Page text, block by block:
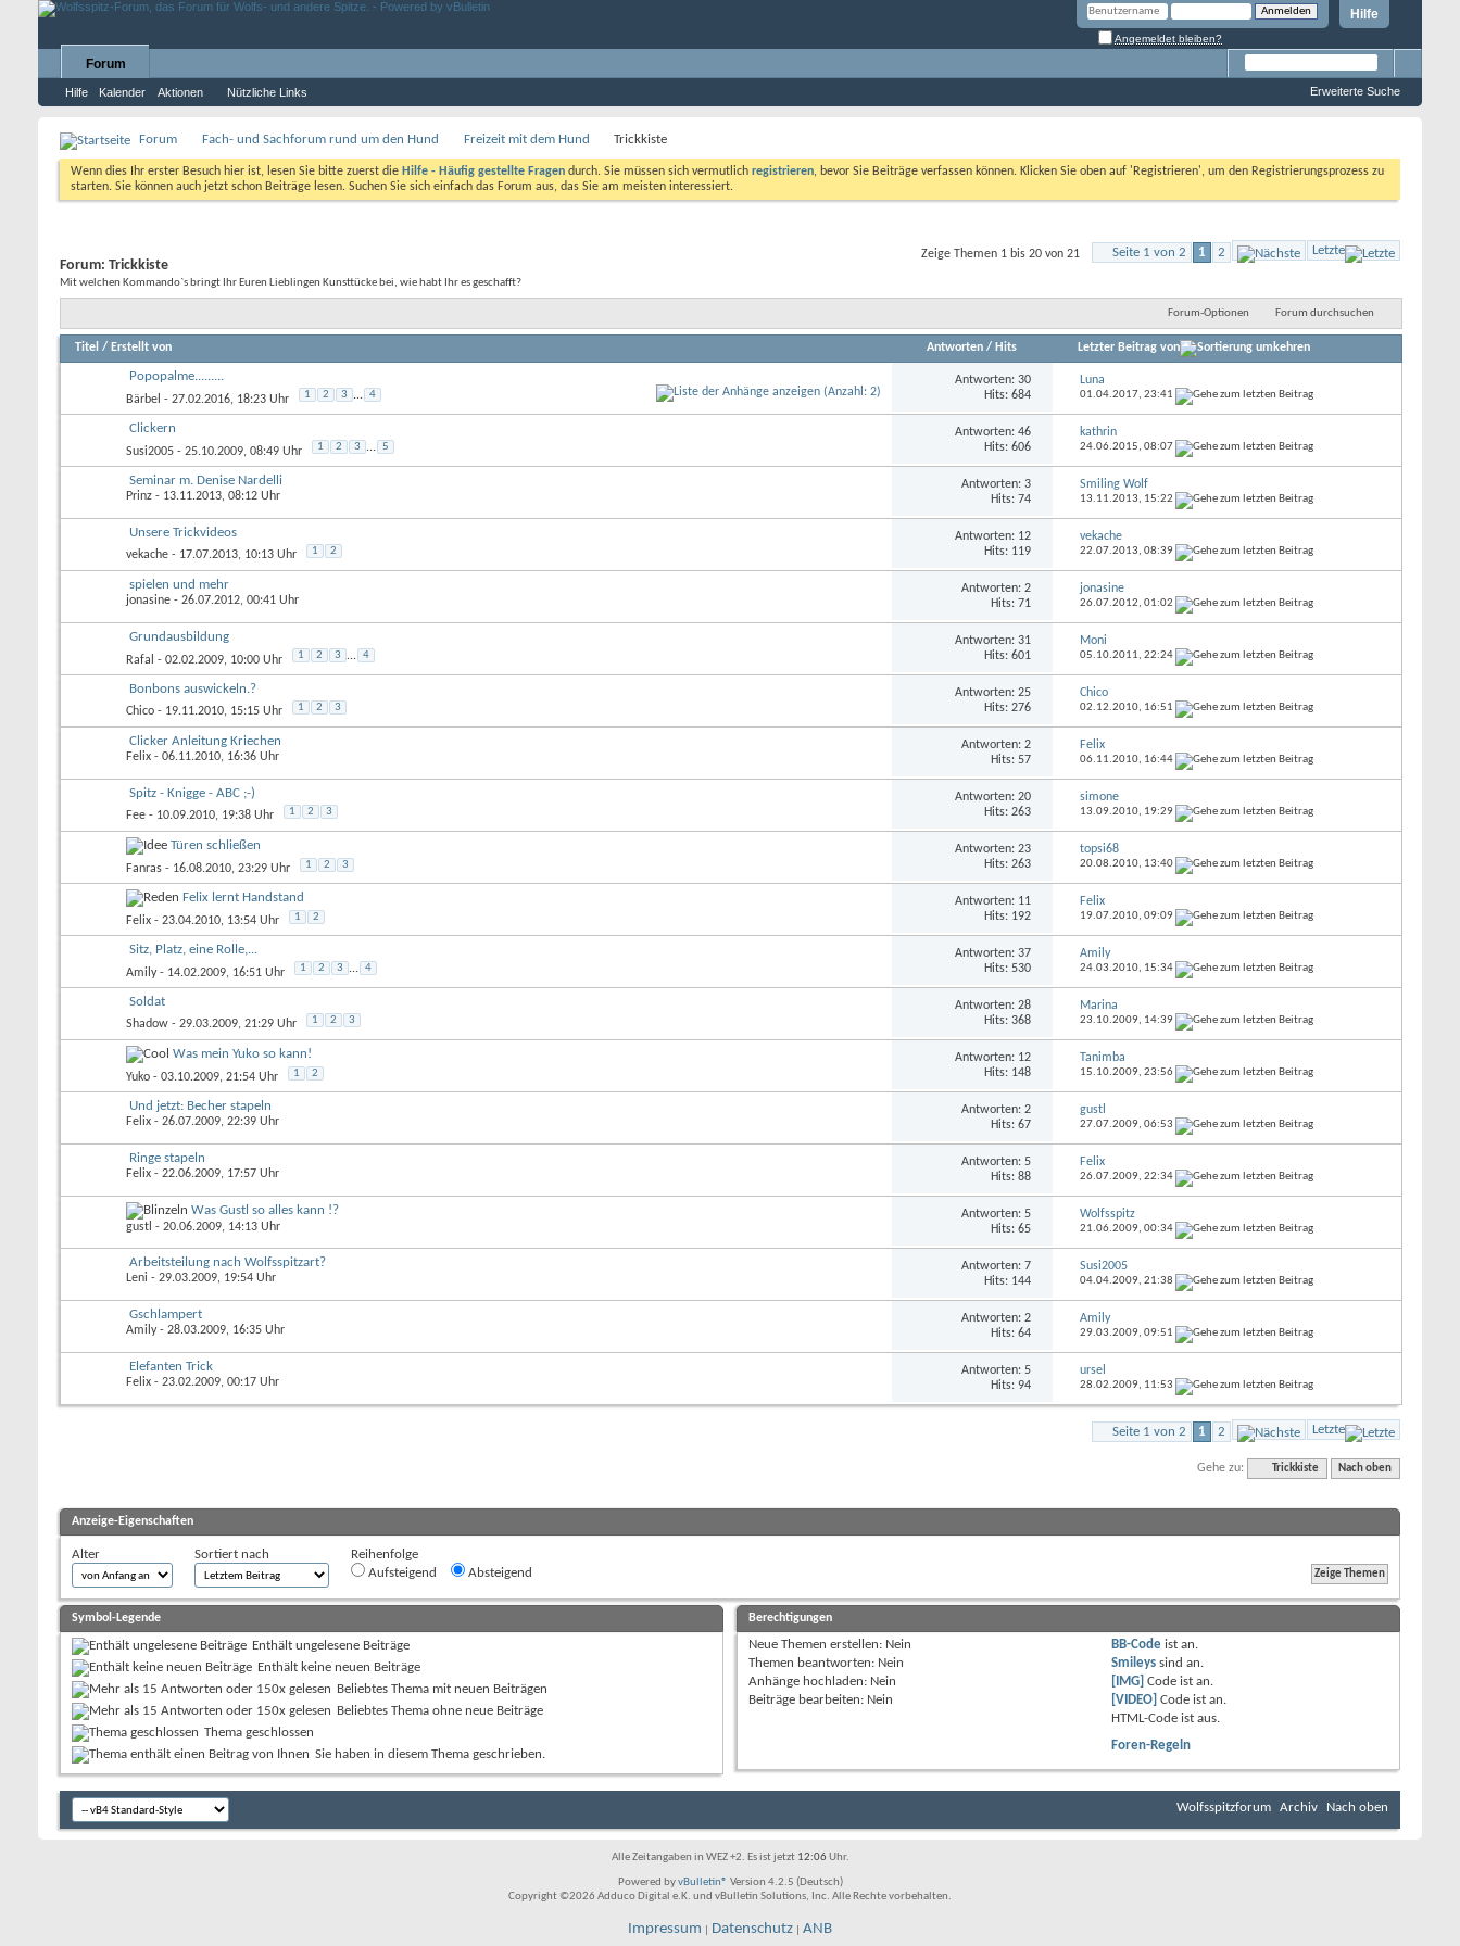
Hilfe
Angemeldet bleiben?
Forum
Hilfe Kalender Aktionen Nützliche Links Erweiterte Suche
Forum Fach- und Sachforum rund um den Hund Freizeit mit dem Hund Trickkiste
Wenn dies Ihr erster Besuch hier ist, lesen Sie bitte zuerst die Hilfe - Häufig gestellte Fragen durch. Sie müssen sich vermutlich registrieren, bevor Sie Beiträge verfassen können. Klicken Sie oben auf 'Registrieren', um den Registrierungsprozess zu
starten. Sie können auch jetzt schon Beiträge lesen. Suchen Sie sich einfach das Forum aus, das Sie am meisten interessiert.
Seite 1 von 2 1 2 Letzte
Zeige Themen 1 bis 20 von 21
Forum: Trickkiste
Mit welchen Kommando`s bringt Ihr Euren Lieblingen Kunsttücke bei, wie habt Ihr es geschafft?
Forum-Optionen Forum durchsuchen
Titel / Erstellt von Antworten/ Hits Letzter Beitrag von
Popopalme.........
Bärbel - 27.02.2016, 18:23 Uhr 1 2 3 ... 4
Antworten: 30
Hits: 684
Luna
01.04.2017, 23:41
Clickern
Susi2005 - 25.10.2009, 08:49 Uhr 1 2 3 ... 5
Antworten: 46
Hits: 606
kathrin
24.06.2015, 08:07
Seminar m. Denise Nardelli
Prinz - 13.11.2013, 08:12 Uhr
Antworten: 3
Hits: 74
Smiling Wolf
13.11.2013, 15:22
Unsere Trickvideos
vekache - 17.07.2013, 10:13 Uhr 1 2
Antworten: 12
Hits: 119
vekache
22.07.2013, 08:39
spielen und mehr
jonasine - 26.07.2012, 00:41 Uhr
Antworten: 2
Hits: 71
jonasine
26.07.2012, 01:02
Grundausbildung
Rafal - 02.02.2009, 10:00 Uhr 1 2 3 ... 4
Antworten: 31
Hits: 601
Moni
05.10.2011, 22:24
Bonbons auswickeln.?
Chico - 19.11.2010, 15:15 Uhr 1 2 3
Antworten: 25
Hits: 276
Chico
02.12.2010, 16:51
Clicker Anleitung Kriechen
Felix - 06.11.2010, 16:36 Uhr
Antworten: 2
Hits: 57
Felix
06.11.2010, 16:44
Spitz - Knigge - ABC ;-)
Fee - 10.09.2010, 19:38 Uhr 1 2 3
Antworten: 20
Hits: 263
simone
13.09.2010, 19:29
Türen schließen
Fanras - 16.08.2010, 23:29 Uhr 1 2 3
Antworten: 23
Hits: 263
topsi68
20.08.2010, 13:40
Felix lernt Handstand
Felix - 23.04.2010, 13:54 Uhr 1 2
Antworten: 11
Hits: 192
Felix
19.07.2010, 09:09
Sitz, Platz, eine Rolle,...
Amily- 14.02.2009, 16:51 Uhr 1 2 3 ... 4
Antworten: 37
Hits: 530
Amily
24.03.2010, 15:34
Soldat
Shadow - 29.03.2009, 21:29 Uhr 1 2 3
Antworten: 28
Hits: 368
Marina
23.10.2009, 14:39
Was mein Yuko so kann!
Yuko - 03.10.2009, 21:54 Uhr 1 2
Antworten: 12
Hits: 148
Tanimba
15.10.2009, 23:56
Und jetzt: Becher stapeln
Felix - 26.07.2009, 22:39 Uhr
Antworten: 2
Hits: 67
gustl
27.07.2009, 06:53
Ringe stapeln
Felix - 22.06.2009, 17:57 Uhr
Antworten: 5
Hits: 88
Felix
26.07.2009, 22:34
Was Gustl so alles kann !?
gustl - 20.06.2009, 14:13 Uhr
Antworten: 5
Hits: 65
Wolfsspitz
21.06.2009, 00:34
Arbeitsteilung nach Wolfsspitzart?
Leni - 29.03.2009, 19:54 Uhr
Antworten: 7
Hits: 144
Susi2005
04.04.2009, 21:38
Gschlampert
Amily- 28.03.2009, 16:35 Uhr
Antworten: 2
Hits: 64
Amily
29.03.2009, 09:51
Elefanten Trick
Felix - 23.02.2009, 00:17 Uhr
Antworten: 5
Hits: 94
ursel
28.02.2009, 11:53
Seite 1 von 2 1 2 Letzte
Gehe zu: Trickkiste Nach oben
Anzeige-Eigenschaften
Alter Sortiert nach
Reihenfolge
Aufsteigend
Absteigend
Symbol-Legende
Enthält ungelesene Beiträge
Enthält keine neuen Beiträge
Beliebtes Thema mit neuen Beiträgen
Beliebtes Thema ohne neue Beiträge
Thema geschlossen
Sie haben in diesem Thema geschrieben.
Berechtigungen
Neue Themen erstellen: Nein
Themen beantworten: Nein
Anhänge hochladen: Nein
Beiträge bearbeiten: Nein
BB-Code istan.
Smileys sindan.
[IMG] Code istan.
[VIDEO] Code istan.
HTML-Code istaus.
Foren-Regeln
Wolfsspitzforum Archiv Nach oben
Alle Zeitangaben in WEZ +2. Es ist jetzt 12:06Uhr.
Powered byvBulletin® Version 4.2.5 (Deutsch)
Copyright ©2026 Adduco Digital e.K. und vBulletin Solutions, Inc. Alle Rechte vorbehalten.
Impressum Datenschutz ANB